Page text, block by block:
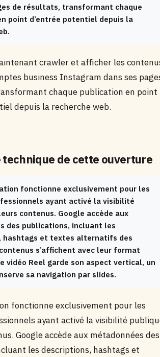
de résultats, transformant chaque
point d’entrée potentiel depuis la
crawler et afficher les
business Instagram dans ses
chaque publication en point
depuis la recherche web.
technique de cette ouverture
fonctionne exclusivement pour les
ayant activé la visibilité
contenus. Google accède aux
des publications, incluant les
hashtags et textes alternatifs des
s’affichent avec leur format
vidéo Reel garde son aspect vertical, un
sa navigation par slides.
fonctionne exclusivement pour les
ayant activé la visibilité
Google accède aux métadonnées des
les descriptions, hashtags et